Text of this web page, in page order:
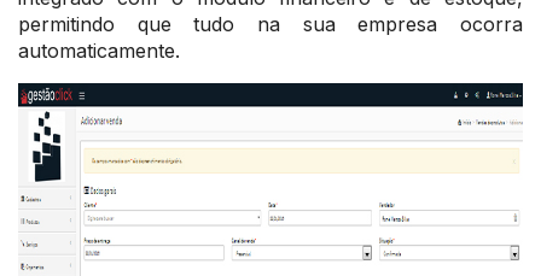
permitindo que tudo na sua empresa ocorra
automaticamente.